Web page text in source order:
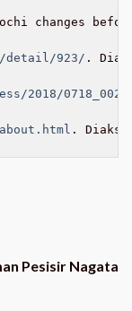
changes
detail/923/ .
2018/
.
Pesisir Nagata